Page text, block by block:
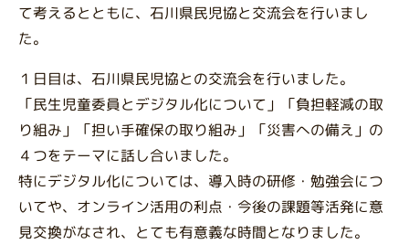
て考えるとともに、石川県民児協と交流会を行いまし
た。
１日目は、石川県民児協との交流会を行いました。
「民生児童委員とデジタル化について」「負担軽減の取
り組み」「担い手確保の取り組み」「災害への備え」の
４つをテーマに話し合いました。
特にデジタル化については、導入時の研修・勉強会につ
いてや、オンライン活用の利点・今後の課題等活発に意
見交換がなされ、とても有意義な時間となりました。